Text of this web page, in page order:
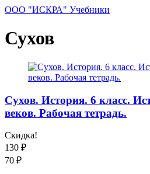
ООО "ИСКРА" Учебники
Сухов
Сухов. История. 6 класс.
веков. Рабочая тетрадь.
Скидка!
130 ₽
70 ₽